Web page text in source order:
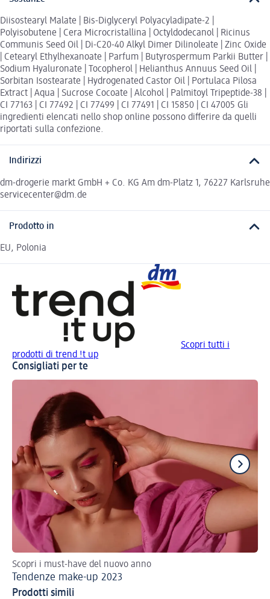
Diisostearyl Malate | Bis-Diglyceryl Polyacyladipate-2 |
Polyisobutene | Cera Microcristallina | Octyldodecanol | Ricinus
Communis Seed Oil | Di-C20-40 Alkyl Dimer Dilinoleate | Zinc Oxide
| Cetearyl Ethylhexanoate | Parfum | Butyrospermum Parkii Butter |
Sodium Hyaluronate | Tocopherol | Helianthus Annuus Seed Oil |
Sorbitan Isostearate | Hydrogenated Castor Oil | Portulaca Pilosa
Extract | Aqua | Sucrose Cocoate | Alcohol | Palmitoyl Tripeptide-38 |
CI 77163 | CI 77492 | CI 77499 | CI 77491 | CI 15850 | CI 47005 Gli
ingredienti elencati nello shop online possono differire da quelli
riportati sulla confezione.
Indirizzi
dm-drogerie markt GmbH + Co. KG Am dm-Platz 1, 76227 Karlsruhe
servicecenter@dm.de
Prodotto in
EU, Polonia
Scopri tutti i
prodotti di trend !t up
Consigliati per te
Scopri i must-have del nuovo anno
Tendenze make-up 2023
Prodotti simili